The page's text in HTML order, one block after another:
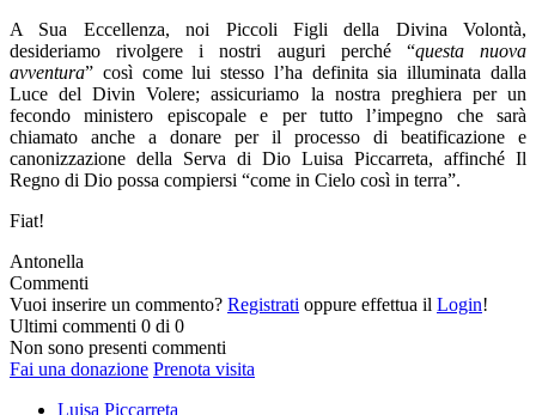
A Sua Eccellenza, noi Piccoli Figli della Divina Volontà,
desideriamo rivolgere i nostri auguri perché “questa nuova
avventura” così come lui stesso l’ha definita sia illuminata dalla
Luce del Divin Volere; assicuriamo la nostra preghiera per un
fecondo ministero episcopale e per tutto l’impegno che sarà
chiamato anche a donare per il processo di beatificazione e
canonizzazione della Serva di Dio Luisa Piccarreta, affinché Il
Regno di Dio possa compiersi “come in Cielo così in terra”.
Fiat!
Antonella
Commenti
Vuoi inserire un commento? Registrati oppure effettua il Login!
Ultimi commenti 0 di 0
Non sono presenti commenti
Fai una donazione Prenota visita
Luisa Piccarreta